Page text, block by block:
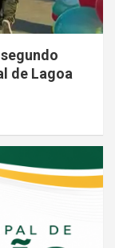
de Lagoa